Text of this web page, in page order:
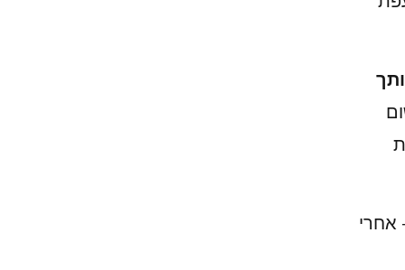
אחרי